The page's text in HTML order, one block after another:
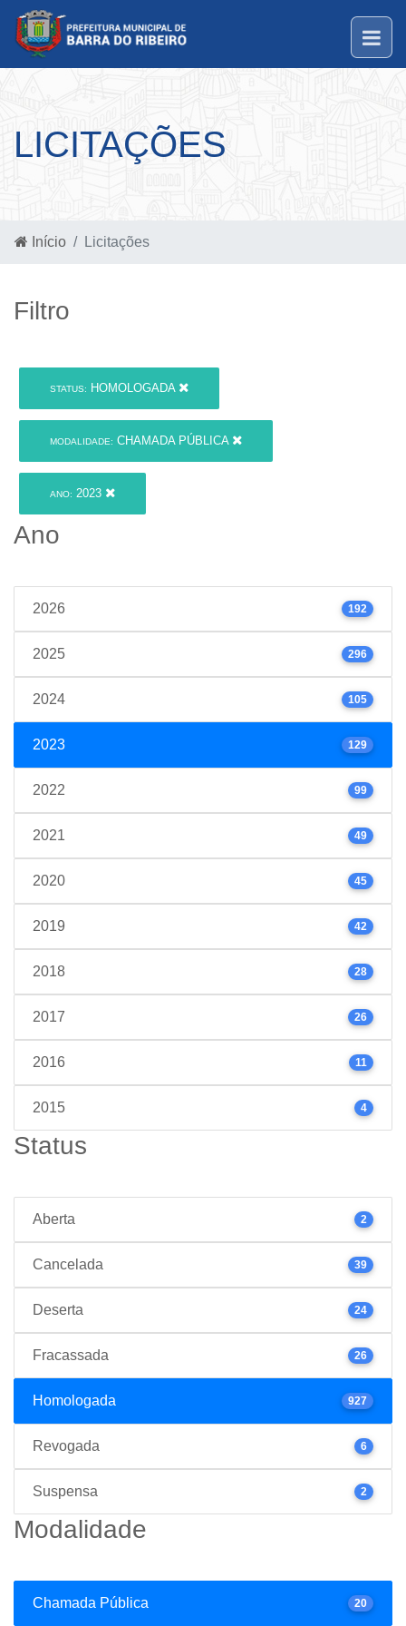
LICITAÇÕES
Início Licitações
Filtro
STATUS: HOMOLOGADA
MODALIDADE: CHAMADA PÚBLICA
ANO: 2023
Ano
2026 192
2025 296
2024 105
2023 129
2022 99
2021 49
2020 45
2019 42
2018 28
2017 26
2016 11
2015 4
Status
Aberta 2
Cancelada 39
Deserta 24
Fracassada 26
Homologada 927
Revogada 6
Suspensa 2
Modalidade
Chamada Pública 20